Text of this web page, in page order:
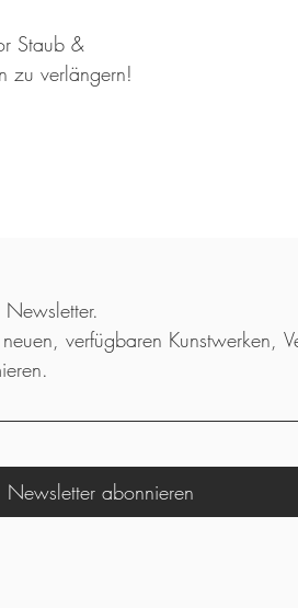
Staub &
zu verlängern!
verfügbaren Kunstwerken,
Newsletter abonnieren